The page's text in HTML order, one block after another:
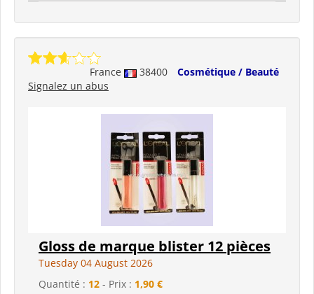
France 38400
Cosmétique / Beauté
Signalez un abus
Gloss de marque blister 12 pièces
Tuesday 04 August 2026
Quantité : 12 - Prix : 1,90 €